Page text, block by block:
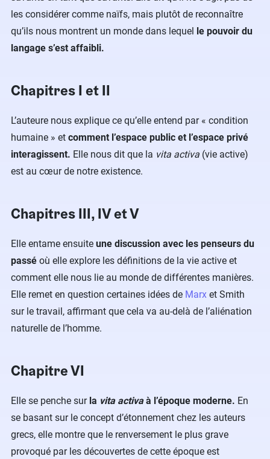
les considérer comme naïfs, mais plutôt de reconnaître
qu’ils nous montrent un monde dans lequel le pouvoir du
langage s’est affaibli.
Chapitres I et II
L’auteure nous explique ce qu’elle entend par « condition
humaine » et comment l’espace public et l’espace privé
interagissent. Elle nous dit que la vita activa (vie active)
est au cœur de notre existence.
Chapitres III, IV et V
Elle entame ensuite une discussion avec les penseurs du
passé où elle explore les définitions de la vie active et
comment elle nous lie au monde de différentes manières.
Elle remet en question certaines idées de Marx et Smith
sur le travail, affirmant que cela va au-delà de l’aliénation
naturelle de l’homme.
Chapitre VI
Elle se penche surla vita activaà l’époque moderne. En
se basant sur le concept d’étonnement chez les auteurs
grecs, elle montre que le renversement le plus grave
provoqué par les découvertes de cette époque est